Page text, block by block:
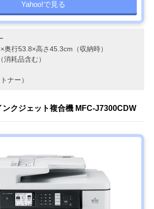
Yahoo!で見る
奥行53.8×高さ45.3cm（収納時）
消耗品含む）
ナー）
クジェット複合機 MFC-J7300CDW